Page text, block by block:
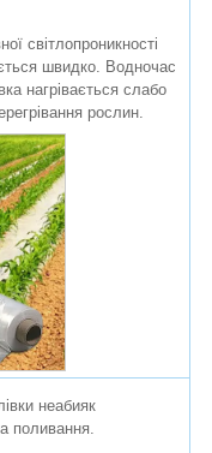
світлопроникності
швидко. Водночас
нагрівається слабо
рослин.
неабияк
поливання.